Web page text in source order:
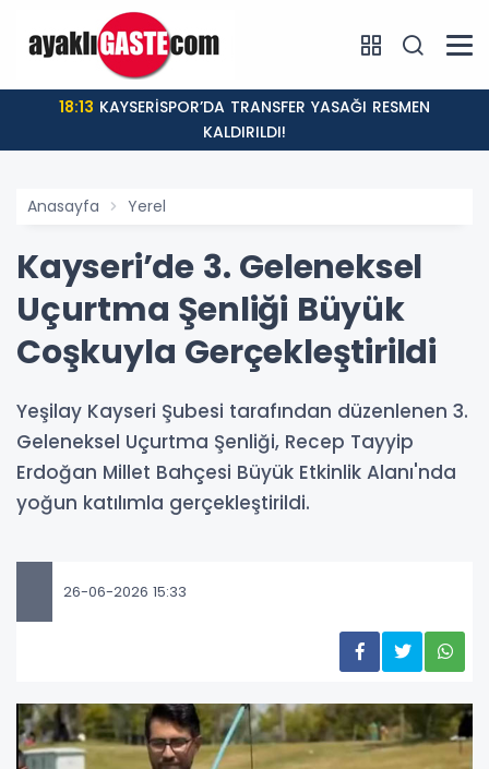
18:13
KALDIRILDI!
Anasayfa Yerel
Kayseri’de 3. Geleneksel
Uçurtma Şenliği Büyük
Coşkuyla Gerçekleştirildi
Yeşilay Kayseri Şubesi tarafından düzenlenen 3.
Geleneksel Uçurtma Şenliği, Recep Tayyip
Erdoğan Millet Bahçesi Büyük Etkinlik Alanı'nda
yoğun katılımla gerçekleştirildi.
26-06-2026 15:33